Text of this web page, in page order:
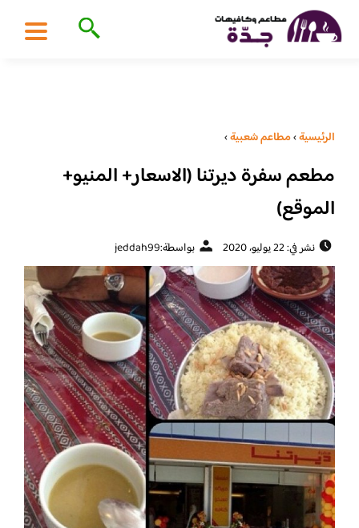
الرئيسية›مطاعم شعبية›
مطعم سفرة ديرتنا (الاسعار+ المنيو+
الموقع)
نشر في: 22 يوليو، 2020 بواسطة:jeddah99